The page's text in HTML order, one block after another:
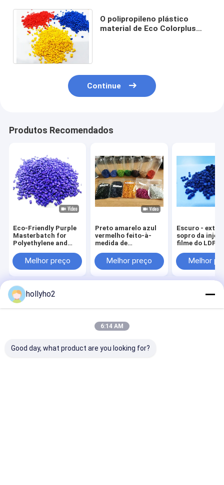
O polipropileno plástico
material de Eco Colorplus
Continue
Produtos Recomendados
Eco-Friendly Purple
Masterbatch for
Polyethylene and
Applications
Melhor preço
Preto amarelo azul
vermelho feito-à-
medida de
plástica do pigmento
Melhor preço
Escuro -
sopro da
filme do LDPE
de
cor
Melhor
Mapa do Site
Privacy Policy
Cor plástica MasterbatchFábrica da china.Copyright ©
2026 Ecoplas Material Co., Ltd. All Rights Reserved.
hollyho2
6:14 AM
Good day, what product are you looking for?